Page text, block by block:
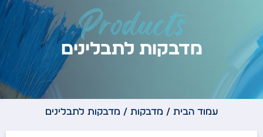
Products
מדבקות לתבלינים
עמוד הבית/ מדבקות/ מדבקות לתבלינים